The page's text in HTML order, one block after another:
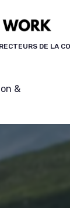
DE LA
&